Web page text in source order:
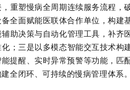
重塑慢病全周期连续服务流程，
全面赋能医联体合作单位，构建
助决策与自动化管理工具，补齐
；三是以多模态智能交互技术构
提醒、实时异常预警等功能，匹
全闭环、可持续的慢病管理体系。